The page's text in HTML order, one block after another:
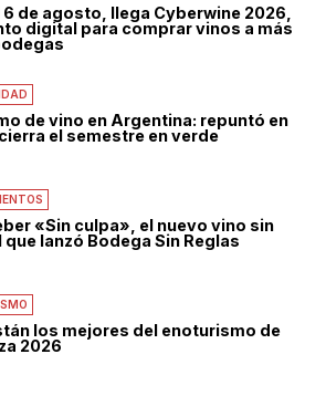
6 de agosto, llega Cyberwine 2026,
digital para comprar vinos a más
de vino en Argentina: repuntó en
el semestre en verde
«Sin culpa», el nuevo vino sin
lanzó Bodega Sin Reglas
los mejores del enoturismo de
2026